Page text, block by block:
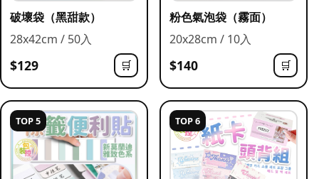
破壞袋（黑甜款）
28x42cm / 50入
$129 🛒
粉色氣泡袋（霧面）
20x28cm / 10入
$140 🛒
TOP 5 TOP 6